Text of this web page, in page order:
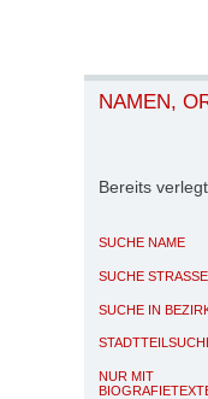
NAMEN,
Bereits
SUCHE NAME
SUCHE STRASSE
SUCHE IN
NUR MIT